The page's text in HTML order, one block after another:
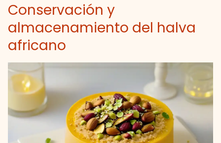
Conservación y
almacenamiento del halva
africano